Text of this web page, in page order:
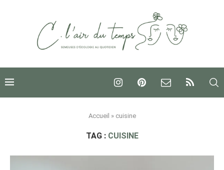
Accueil » cuisine
TAG : CUISINE